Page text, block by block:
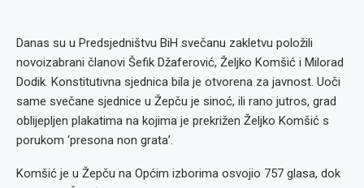
Danas su u Predsjedništvu BiH svečanu zakletvu položili
novoizabrani članovi Šefik Džaferović, Željko Komšić i Milorad
Dodik. Konstitutivna sjednica bila je otvorena za javnost. Uoči
same svečane sjednice u Žepču je sinoć, ili rano jutros, grad
oblijepljen plakatima na kojima je prekrižen Željko Komšić s
porukom ‘presona non grata’.
Komšić je u Žepču na Općim izborima osvojio 757 glasa, dok